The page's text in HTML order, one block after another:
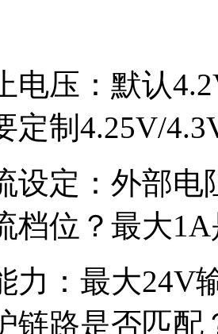
电压：默认
定制4.25V/
设定：外部
档位？最大
力：最大24V
链路是否匹配